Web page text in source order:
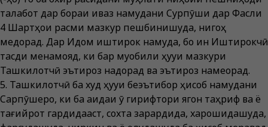
талабот дар бораи иваз намудани Сурпӯши дар Фасли
4 Шартҳои расми мазкур пешбинишуда, нигоҳ
медорад. Дар Иқдом иштирок намуда, бо ин Иштирокчӣ
тасдиқ менамояд, ки бар муқобили ҳуқуқи мазкури
Ташкилотчӣ эътироз надорад ва эътироз намеорад.
5. Ташкилотчӣ ба худ ҳуқуқи беэътибор ҳисоб намудани
Сарпӯшеро, ки ба ақидаи ӯ гирифтори ягон таҳриф ва ё
тағийрот гардидааст, сохта зарардида, харошидашуда,